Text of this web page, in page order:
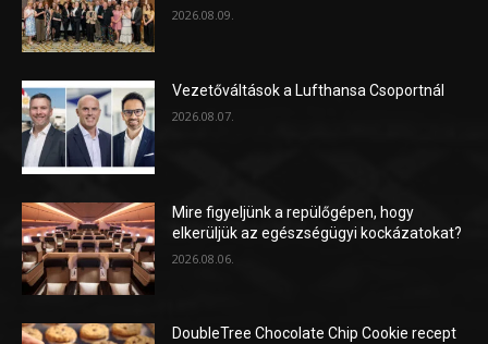
2026.08.09.
Vezetőváltások a Lufthansa Csoportnál
2026.08.07.
Mire figyeljünk a repülőgépen, hogy
elkerüljük az egészségügyi kockázatokat?
2026.08.06.
DoubleTree Chocolate Chip Cookie recept